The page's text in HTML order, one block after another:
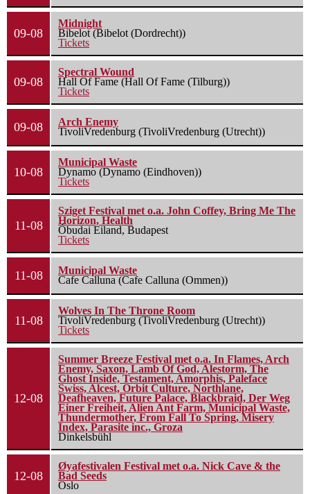
09-08
Midnight
Bibelot (Bibelot (Dordrecht))
Tickets
09-08
Spectral Wound
Hall Of Fame (Hall Of Fame (Tilburg))
Tickets
09-08
Arch Enemy
TivoliVredenburg (TivoliVredenburg (Utrecht))
10-08
Municipal Waste
Dynamo (Dynamo (Eindhoven))
Tickets
11-08
Sziget Festival met o.a. John Coffey, Bring Me The
Horizon, Health
Óbudai Eiland, Budapest
Tickets
11-08
Municipal Waste
Cafe Calluna (Cafe Calluna (Ommen))
11-08
Wolves In The Throne Room
TivoliVredenburg (TivoliVredenburg (Utrecht))
Tickets
12-08
Summer Breeze Festival met o.a. In Flames, Arch
Enemy, Saxon, Lamb Of God, Alestorm, The
Ghost Inside, Testament, Amorphis, Paleface
Swiss, Alcest, Orbit Culture, Northlane,
Deafheaven, Future Palace, Blackbraid, Der Weg
Einer Freiheit, Alien Ant Farm, Municipal Waste,
Thundermother, From Fall To Spring, Misery
Index, Parasite inc., Groza
Dinkelsbühl
12-08
Øyafestivalen Festival met o.a. Nick Cave & the
Bad Seeds
Oslo